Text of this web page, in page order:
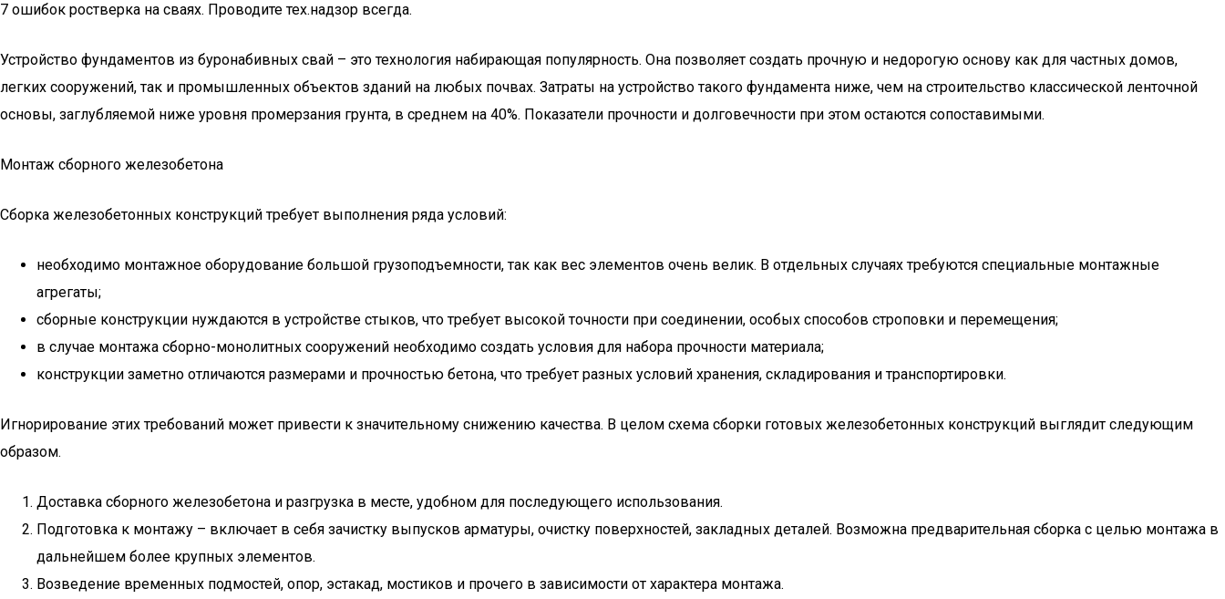
7 ошибок ростверка на сваях. Проводите тех.надзор всегда.
Устройство фундаментов из буронабивных свай – это технология набирающая популярность. Она позволяет создать прочную и недорогую основу как для частных домов,
легких сооружений, так и промышленных объектов зданий на любых почвах. Затраты на устройство такого фундамента ниже, чем на строительство классической ленточной
основы, заглубляемой ниже уровня промерзания грунта, в среднем на 40%. Показатели прочности и долговечности при этом остаются сопоставимыми.
Монтаж сборного железобетона
Сборка железобетонных конструкций требует выполнения ряда условий:
необходимо монтажное оборудование большой грузоподъемности, так как вес элементов очень велик. В отдельных случаях требуются специальные монтажные
агрегаты;
сборные конструкции нуждаются в устройстве стыков, что требует высокой точности при соединении, особых способов строповки и перемещения;
в случае монтажа сборно-монолитных сооружений необходимо создать условия для набора прочности материала;
конструкции заметно отличаются размерами и прочностью бетона, что требует разных условий хранения, складирования и транспортировки.
Игнорирование этих требований может привести к значительному снижению качества. В целом схема сборки готовых железобетонных конструкций выглядит следующим
образом.
Доставка сборного железобетона и разгрузка в месте, удобном для последующего использования.
Подготовка к монтажу – включает в себя зачистку выпусков арматуры, очистку поверхностей, закладных деталей. Возможна предварительная сборка с целью монтажа в
дальнейшем более крупных элементов.
Возведение временных подмостей, опор, эстакад, мостиков и прочего в зависимости от характера монтажа.